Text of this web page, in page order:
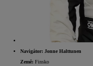
Navigátor: Jonne Halttunen
Země: Finsko